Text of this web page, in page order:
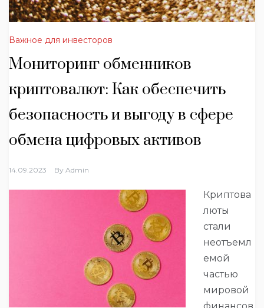
Важное для инвесторов
Мониторинг обменников
криптовалют: Как обеспечить
безопасность и выгоду в сфере
обмена цифровых активов
14.09.2023 By Admin
Криптова
люты
стали
неотъемл
емой
частью
мировой